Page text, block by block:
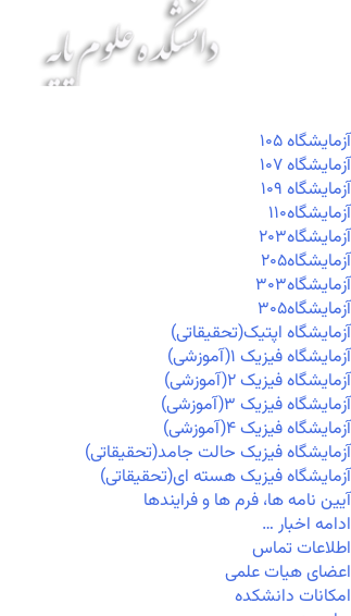
آزمايشگاه ۱۰۵
آزمايشگاه ۱۰۷
آزمايشگاه ۱۰۹
آزمايشگاه۱۱۰
آزمايشگاه۲۰۳
آزمايشگاه۲۰۵
آزمايشگاه۳۰۳
آزمايشگاه۳۰۵
آزمایشگاه اپتیک(تحقیقاتی)
آزمایشگاه فیزیک ۱(آموزشی)
آزمایشگاه فیزیک ۲(آموزشی)
آزمایشگاه فیزیک ۳(آموزشی)
آزمایشگاه فیزیک ۴(آموزشی)
آزمایشگاه فیزیک حالت جامد(تحقیقاتی)
آزمایشگاه فیزیک هسته ای(تحقیقاتی)
آیین نامه ها، فرم ها و فرایندها
ادامه اخبار …
اطلاعات تماس
اعضای هیات علمی
امکانات دانشکده